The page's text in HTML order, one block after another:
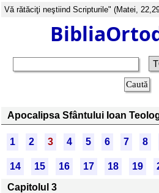
Vă rătăciţi neştiind Scripturile" (Matei,
Apocalipsa Sfântului Ioan
1 2 3 4 5 6 7 8
14 15 16 17 18 19
Capitolul 3